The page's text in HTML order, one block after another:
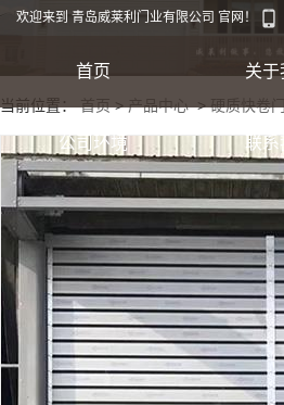
欢迎来到 青岛威莱利门业有限公司 官网！
首页 关于
公司环境 联系
当前位置：首页>产品中心>硬质快卷